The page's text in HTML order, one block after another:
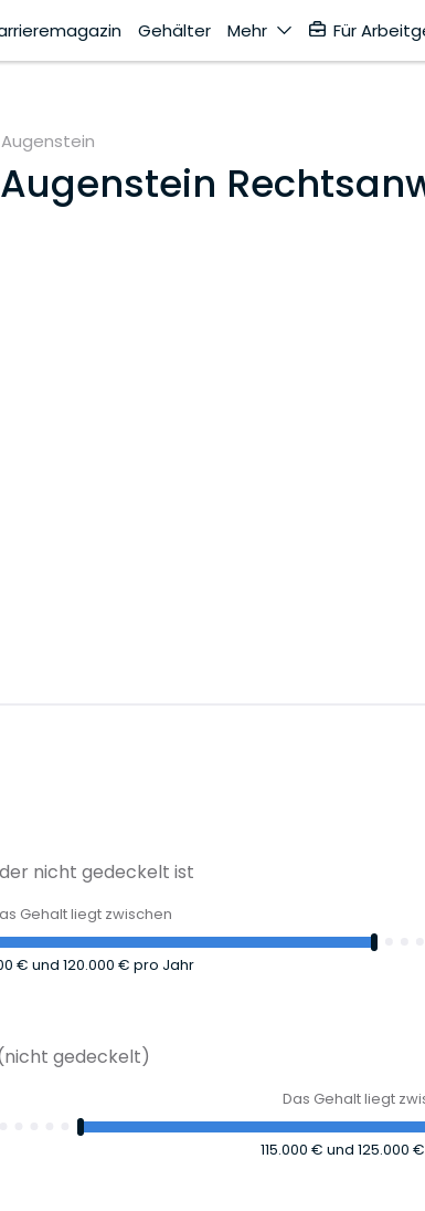
Gehälter Mehr Für
nicht gedeckelt ist
Gehalt liegt zwischen
€und120.000 €pro Jahr
gedeckelt)
Das Gehalt liegt
115.000 € und 125.000 €